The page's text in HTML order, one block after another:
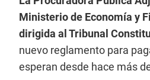
Ministerio de Economía y
dirigida al Tribunal
nuevo reglamento para
esperan desde hace más